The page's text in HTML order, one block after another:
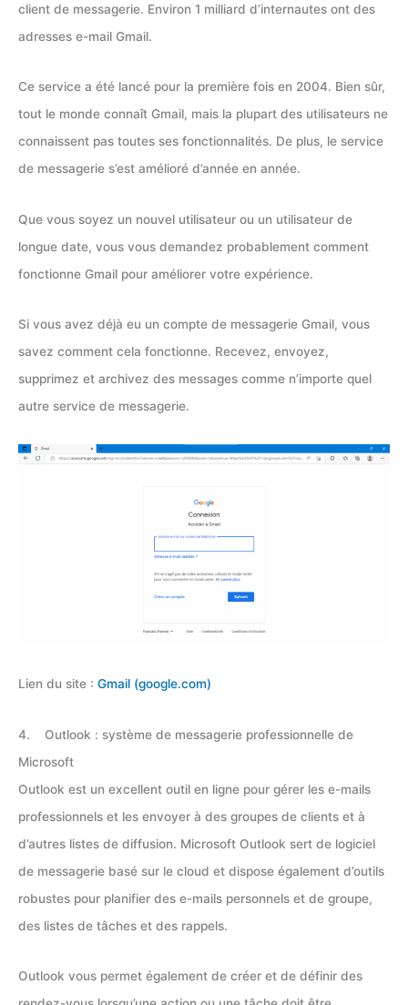
client de messagerie. Environ 1 milliard d’internautes ont des
adresses e-mail Gmail.
Ce service a été lancé pour la première fois en 2004. Bien sûr,
tout le monde connaît Gmail, mais la plupart des utilisateurs ne
connaissent pas toutes ses fonctionnalités. De plus, le service
de messagerie s’est amélioré d’année en année.
Que vous soyez un nouvel utilisateur ou un utilisateur de
longue date, vous vous demandez probablement comment
fonctionne Gmail pour améliorer votre expérience.
Si vous avez déjà eu un compte de messagerie Gmail, vous
savez comment cela fonctionne. Recevez, envoyez,
supprimez et archivez des messages comme n’importe quel
autre service de messagerie.
Lien du site : Gmail (google.com)
4. Outlook : système de messagerie professionnelle de
Microsoft
Outlook est un excellent outil en ligne pour gérer les e-mails
professionnels et les envoyer à des groupes de clients et à
d’autres listes de diffusion. Microsoft Outlook sert de logiciel
de messagerie basé sur le cloud et dispose également d’outils
robustes pour planifier des e-mails personnels et de groupe,
des listes de tâches et des rappels.
Outlook vous permet également de créer et de définir des